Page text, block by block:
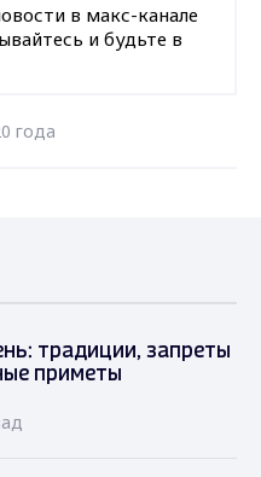
в макс-канале
и будьте в
года
традиции, запреты
приметы